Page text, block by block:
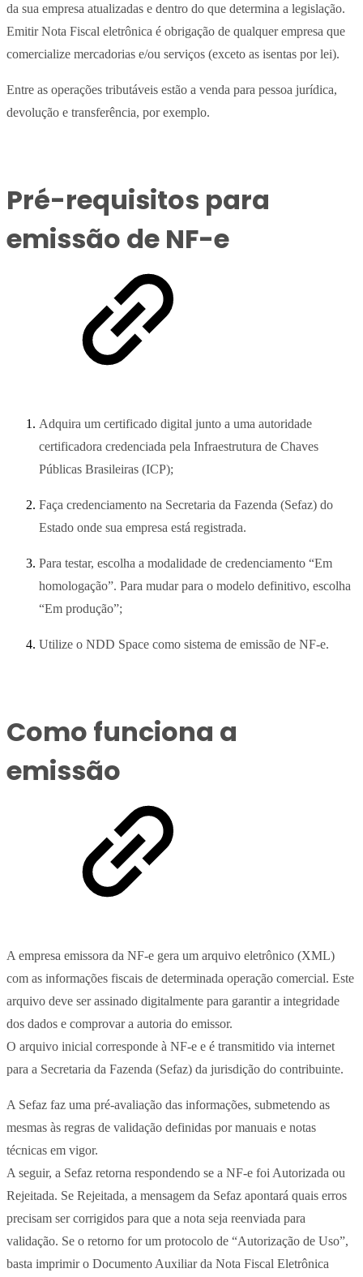
da sua empresa atualizadas e dentro do que determina a legislação.
Emitir Nota Fiscal eletrônica é obrigação de qualquer empresa que
comercialize mercadorias e/ou serviços (exceto as isentas por lei).
Entre as operações tributáveis estão a venda para pessoa jurídica,
devolução e transferência, por exemplo.
Pré-requisitos para
emissão de NF-e
Adquira um certificado digital junto a uma autoridade
certificadora credenciada pela Infraestrutura de Chaves
Públicas Brasileiras (ICP);
Faça credenciamento na Secretaria da Fazenda (Sefaz) do
Estado onde sua empresa está registrada.
Para testar, escolha a modalidade de credenciamento “Em
homologação”. Para mudar para o modelo definitivo, escolha
“Em produção”;
Utilize o NDD Space como sistema de emissão de NF-e.
Como funciona a
emissão
A empresa emissora da NF-e gera um arquivo eletrônico (XML)
com as informações fiscais de determinada operação comercial. Este
arquivo deve ser assinado digitalmente para garantir a integridade
dos dados e comprovar a autoria do emissor.
O arquivo inicial corresponde à NF-e e é transmitido via internet
para a Secretaria da Fazenda (Sefaz) da jurisdição do contribuinte.
A Sefaz faz uma pré-avaliação das informações, submetendo as
mesmas às regras de validação definidas por manuais e notas
técnicas em vigor.
A seguir, a Sefaz retorna respondendo se a NF-e foi Autorizada ou
Rejeitada. Se Rejeitada, a mensagem da Sefaz apontará quais erros
precisam ser corrigidos para que a nota seja reenviada para
validação. Se o retorno for um protocolo de “Autorização de Uso”,
basta imprimir o Documento Auxiliar da Nota Fiscal Eletrônica